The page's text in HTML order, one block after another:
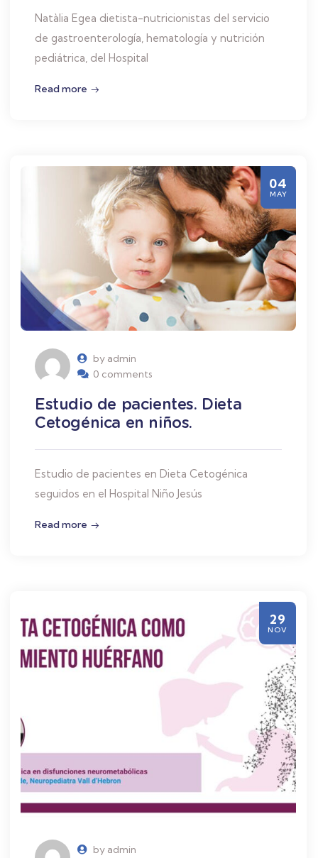
Natàlia Egea dietista-nutricionistas del servicio
de gastroenterología, hematología y nutrición
pediátrica, del Hospital
Read more
by admin
0 comments
Estudio de pacientes. Dieta
Cetogénica en niños.
Estudio de pacientes en Dieta Cetogénica
seguidos en el Hospital Niño Jesús
Read more
04
MAY
by admin
29
NOV